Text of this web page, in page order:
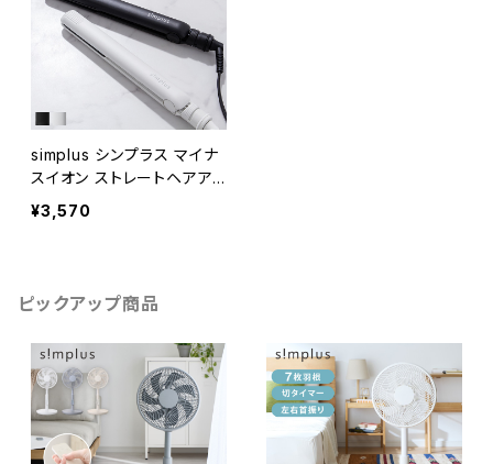
simplus シンプラス マイナ
スイオン ストレートヘアア
イロン 230℃ 海外対応 24
mm ポーチ付 SP-RHST02
¥3,570
ピックアップ商品